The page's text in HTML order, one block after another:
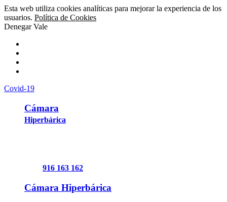
Esta web utiliza cookies analíticas para mejorar la experiencia de los
usuarios. Política de Cookies
DenegarVale
Covid-19
Cámara
Hiperbárica
916 163 162
Cámara Hiperbárica